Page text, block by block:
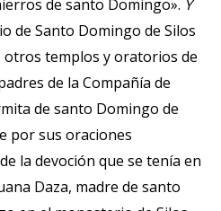
de santo Domingo». Y
de Santo Domingo de Silos
otros templos y oratorios de
de la Compañía de
de santo Domingo de
por sus oraciones
la devoción que se tenía en
Daza, madre de santo